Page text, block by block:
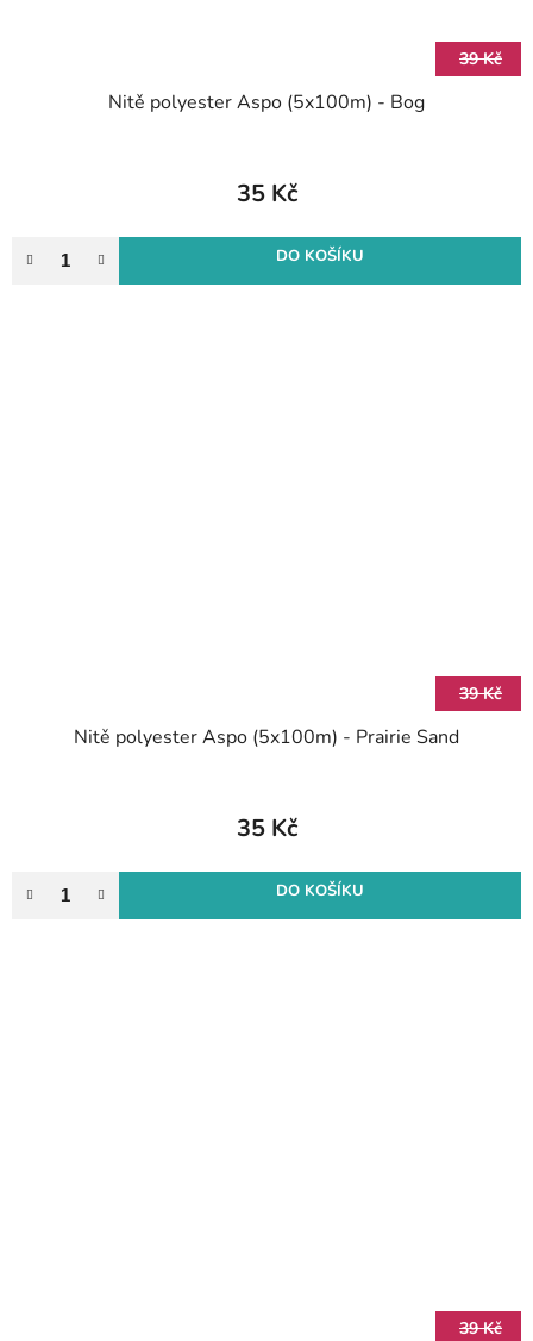
39 Kč
Nitě polyester Aspo (5x100m) - Bog
35 Kč
DO KOŠÍKU
39 Kč
Nitě polyester Aspo (5x100m) - Prairie Sand
35 Kč
DO KOŠÍKU
39 Kč